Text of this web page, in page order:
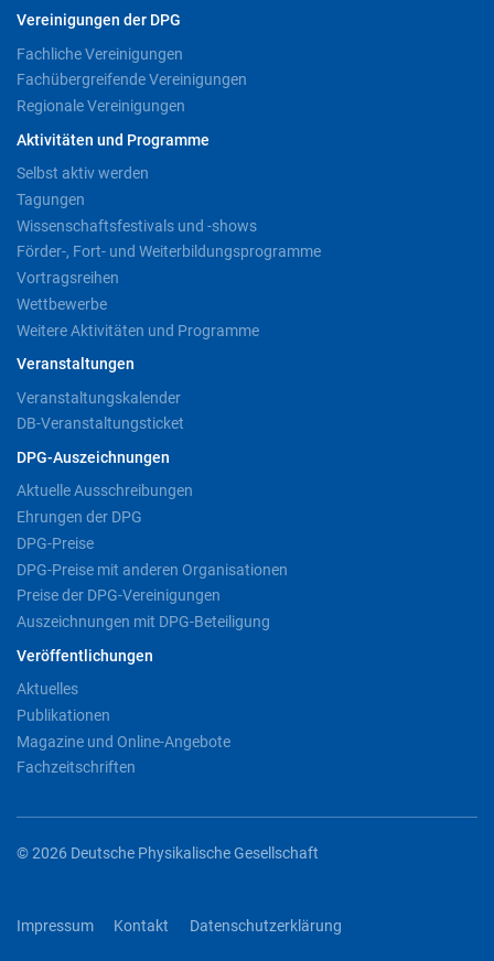
Vereinigungen der DPG
Fachliche Vereinigungen
Fachübergreifende Vereinigungen
Regionale Vereinigungen
Aktivitäten und Programme
Selbst aktiv werden
Tagungen
Wissenschaftsfestivals und -shows
Förder-, Fort- und Weiterbildungsprogramme
Vortragsreihen
Wettbewerbe
Weitere Aktivitäten und Programme
Veranstaltungen
Veranstaltungskalender
DB-Veranstaltungsticket
DPG-Auszeichnungen
Aktuelle Ausschreibungen
Ehrungen der DPG
DPG-Preise
DPG-Preise mit anderen Organisationen
Preise der DPG-Vereinigungen
Auszeichnungen mit DPG-Beteiligung
Veröffentlichungen
Aktuelles
Publikationen
Magazine und Online-Angebote
Fachzeitschriften
© 2026 Deutsche Physikalische Gesellschaft
Impressum Kontakt Datenschutzerklärung